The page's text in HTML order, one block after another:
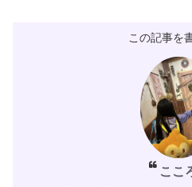
この記事を
ここ